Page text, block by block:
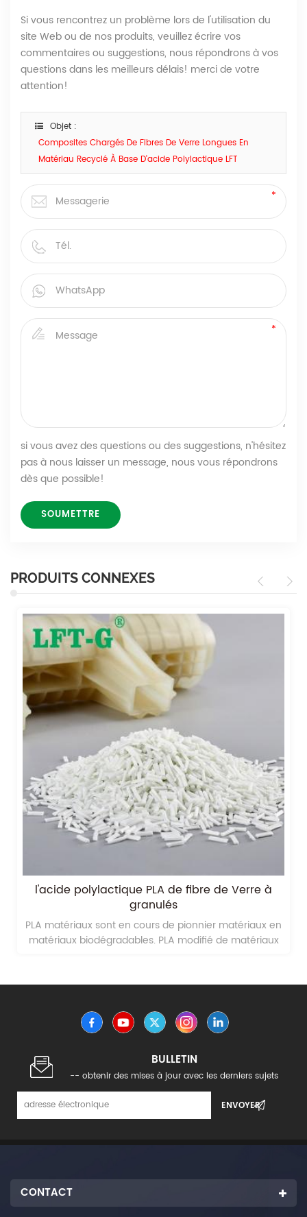
Si vous rencontrez un problème lors de l'utilisation du
site Web ou de nos produits, veuillez écrire vos
commentaires ou suggestions, nous répondrons à vos
questions dans les meilleurs délais! merci de votre
attention!
Objet :
Composites Chargés De Fibres De Verre Longues En
Matériau Recyclé À Base D'acide Polylactique LFT
si vous avez des questions ou des suggestions, n'hésitez
pas à nous laisser un message, nous vous répondrons
dès que possible!
PRODUITS CONNEXES
l'acide polylactique PLA de fibre de Verre à
granulés
PLA matériaux sont en cours de pionnier matériaux en
matériaux biodégradables. PLA modifié de matériaux
pionniers dans l'avenir les matériaux verts.
BULLETIN
-- obtenir des mises à jour avec les derniers sujets
CONTACT